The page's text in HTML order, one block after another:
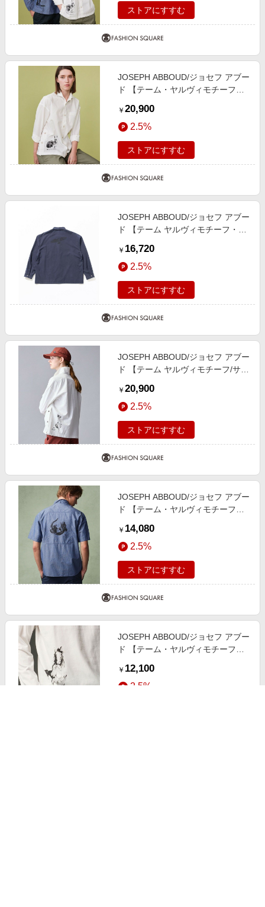
ストアにすすむ
JOSEPH ABBOUD/ジョセフ アブー
ド 【テーム・ヤルヴィモチーフ】
￥ 20,900
2.5%
ストアにすすむ
JOSEPH ABBOUD/ジョセフ アブー
ド 【テーム ヤルヴィモチーフ・サ
ガニックブロードシャツ ネイビー
系 M
￥ 16,720
2.5%
ストアにすすむ
JOSEPH ABBOUD/ジョセフ アブー
ド 【テーム ヤルヴィモチーフ/サス
ホワイト系 M
￥ 20,900
2.5%
ストアにすすむ
JOSEPH ABBOUD/ジョセフ アブー
ド 【テーム・ヤルヴィモチーフ】
ー系 M
￥ 14,080
2.5%
ストアにすすむ
JOSEPH ABBOUD/ジョセフ アブー
ド 【テーム・ヤルヴィモチーフ】
ホワイト×ホース M
￥ 12,100
2.5%